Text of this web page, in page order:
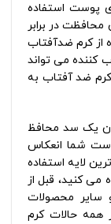
پوست استفاده
در برابر
از کرم ضدآفتاب
کننده می تواند
ضد آفتاب به
یک سد محافظ
شما انعکاس
لایه استفاده
می کنید، قبل از
سایر محصولات
همه حالات کرم